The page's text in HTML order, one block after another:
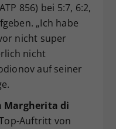
856) bei 5:7, 6:2,
„Ich habe
nicht super
nicht
auf seiner
Margherita di
Auftritt von